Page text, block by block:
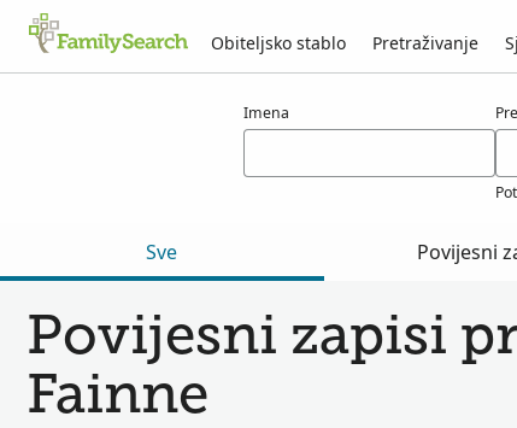
Obiteljsko stablo Pretraživanje
Imena
Sve Povijesni
Povijesni zapisi
Fainne